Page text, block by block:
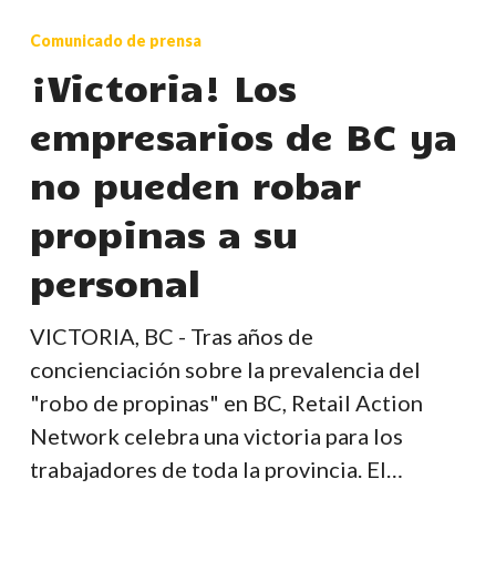
Los
de
BC
no
pueden
robar
propinas
a
su
personal
Comunicado de prensa
¡Victoria! Los
empresarios de BC ya
no pueden robar
propinas a su
personal
VICTORIA, BC - Tras años de
concienciación sobre la prevalencia del
"robo de propinas" en BC, Retail Action
Network celebra una victoria para los
trabajadores de toda la provincia. El…